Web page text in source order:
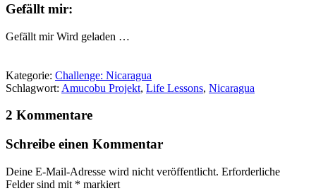
Gefällt mir:
Gefällt mir Wird geladen …
Kategorie: Challenge: Nicaragua
Schlagwort: Amucobu Projekt, Life Lessons, Nicaragua
2 Kommentare
Schreibe einen Kommentar
Deine E-Mail-Adresse wird nicht veröffentlicht. Erforderliche
Felder sind mit * markiert